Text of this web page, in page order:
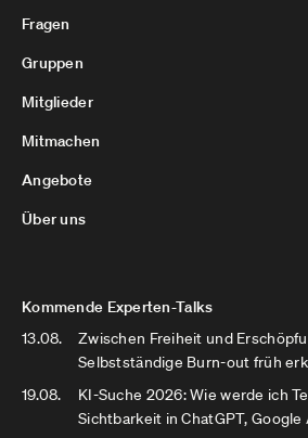
Fragen
Gruppen
Mitglieder
Mitmachen
Angebote
Über uns
Kommende Experten-Talks
13.08.
Zwischen Freiheit und
Selbstständige Burn-out früh
19.08.
KI-Suche 2026: Wie werde ich
Sichtbarkeit in ChatGPT,